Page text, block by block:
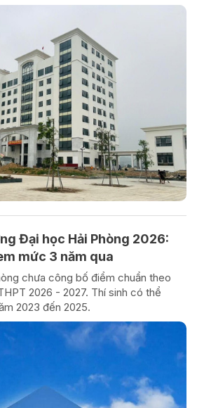
Đại học Hải Phòng 2026:
mức 3 năm qua
chưa công bố điểm chuẩn theo
2026 - 2027. Thí sinh có thể
2023 đến 2025.